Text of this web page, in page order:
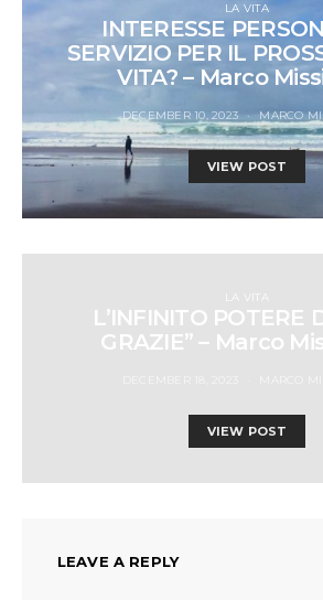
LA VITA
INTERESSE
SERVIZIO PER IL
VITA? – Marco
DECEMBER 10, 2023 MARCO
VIEW POST
LA VITA
L’INFINITO POTERE
GRAZIE” – Marco
VIEW POST
LEAVE A REPLY